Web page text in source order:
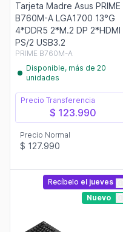
Tarjeta Madre Asus PRIME
B760M-A LGA1700 13°G
4*DDR5 2*M.2 DP 2*HDMI
PS/2 USB3.2
PRIME B760M-A
Disponible, más de 20
unidades
Precio Transferencia
$ 123.990
Precio Normal
$ 127.990
Recíbelo el jueves
Nuevo